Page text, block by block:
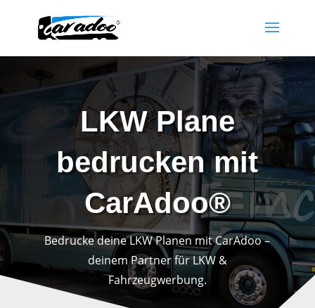
LKW Plane
bedrucken mit
CarAdoo®
Bedrucke deine LKW Planen mit CarAdoo –
deinem Partner für LKW &
Fahrzeugwerbung.